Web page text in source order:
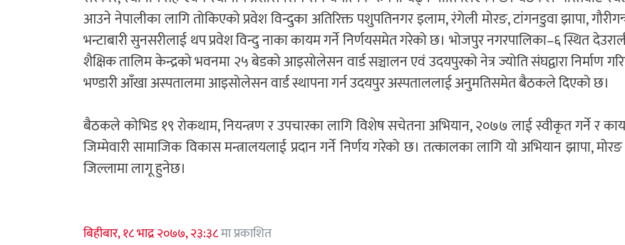
आउने नेपालीका लागि तोकिएको प्रवेश विन्दुका अतिरिक्त पशुपतिनगर इलाम, रंगेली मोरङ, टांगनडुवा झापा,
भन्टाबारी सुनसरीलाई थप प्रवेश विन्दु नाका कायम गर्ने निर्णयसमेत गरेको छ। भोजपुर नगरपालिका–६ स्थित
शैक्षिक तालिम केन्द्रको भवनमा २५ बेडको आइसोलेसन वार्ड सञ्चालन एवं उदयपुरको नेत्र ज्योति संघद्वारा निर्माण
भण्डारी आँखा अस्पतालमा आइसोलेसन वार्ड स्थापना गर्न उदयपुर अस्पताललाई अनुमतिसमेत बैठकले दिएको छ।
बैठकले कोभिड १९ रोकथाम, नियन्त्रण र उपचारका लागि विशेष सचेतना अभियान, २०७७ लाई स्वीकृत गर्ने र
जिम्मेवारी सामाजिक विकास मन्त्रालयलाई प्रदान गर्ने निर्णय गरेको छ। तत्कालका लागि यो अभियान झापा,
जिल्लामा लागू हुनेछ।
बिहीबार, १८ भाद्र २०७७, २३:३८मा प्रकाशित